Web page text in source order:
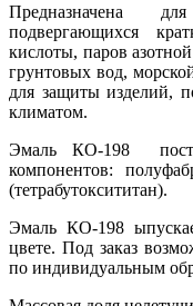
Предназначена
подвергающихся
кислоты, паров
грунтовых вод,
для защиты изделий,
климатом.
Эмаль КО-198
компонентов:
(тетрабутоксититан).
Эмаль КО-198
цвете. Под заказ
по индивидуальным